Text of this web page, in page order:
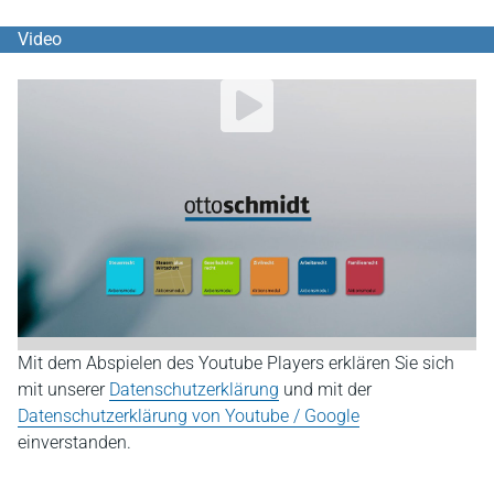
Video
Mit dem Abspielen des Youtube Players erklären Sie sich
mit unserer Datenschutzerklärung und mit der
Datenschutzerklärung von Youtube / Google
einverstanden.